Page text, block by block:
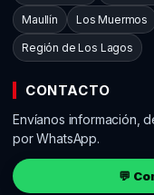
Maullín Los Muermos
Región de Los Lagos
CONTACTO
Envíanos información,
por WhatsApp.
💬